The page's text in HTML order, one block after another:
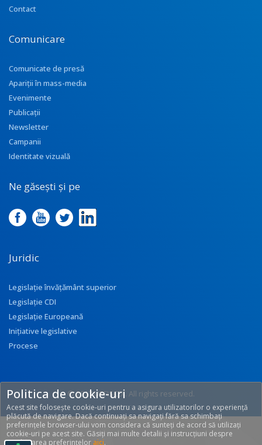
Contact
Comunicare
Comunicate de presă
Apariţii în mass-media
Evenimente
Publicații
Newsletter
Campanii
Identitate vizuală
Ne găsești și pe
Juridic
Legislație învățământ superior
Legislație CDI
Legislație Europeană
Inițiative legislative
Procese
© 2017 UEFISCDI. All rights reserved.
[T: 0.299, O: 92]
Politica de cookie-uri
Acest site folosește cookie-uri pentru a asigura utilizatorilor o experiență
plăcută de navigare. Dacă continuați sa navigați fără sa schimbați
preferințele browser-ului vom considera că sunteți de acord să utilizați
cookie-uri pe acest site. Găsiți mai multe detalii și instrucțiuni despre
modificarea preferințelor aici.